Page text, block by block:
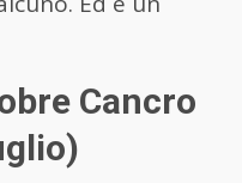
Cancro